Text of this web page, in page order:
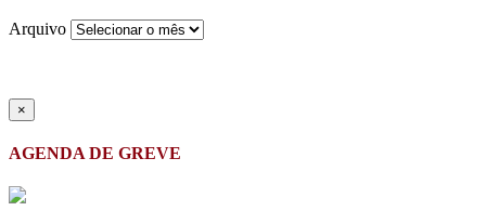
Arquivo
×
AGENDA DE GREVE